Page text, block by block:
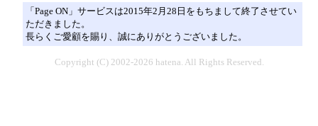
「Page ON」サービスは2015年2月28日をもちまして終了させてい
ただきました。
長らくご愛顧を賜り、誠にありがとうございました。
Copyright (C) 2002-2026 hatena. All Rights Reserved.